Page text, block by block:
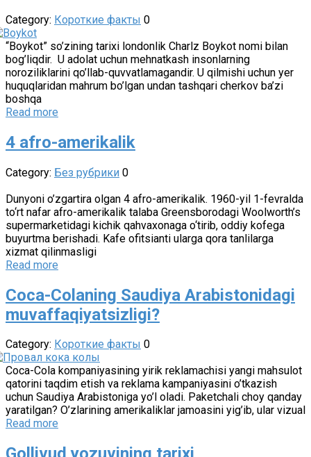
Category: Короткие факты 0
“Boykot” so’zining tarixi londonlik Charlz Boykot nomi bilan
bog’liqdir. U adolat uchun mehnatkash insonlarning
noroziliklarini qo’llab-quvvatlamagandir. U qilmishi uchun yer
huquqlaridan mahrum bo’lgan undan tashqari cherkov ba’zi
boshqa
Read more
4 afro-amerikalik
Category: Без рубрики 0
Dunyoni o’zgartira olgan 4 afro-amerikalik. 1960-yil 1-fevralda
to‘rt nafar afro-amerikalik talaba Greensborodagi Woolworth’s
supermarketidagi kichik qahvaxonaga o‘tirib, oddiy kofega
buyurtma berishadi. Kafe ofitsianti ularga qora tanlilarga
xizmat qilinmasligi
Read more
Coca-Colaning Saudiya Arabistonidagi
muvaffaqiyatsizligi?
Category: Короткие факты 0
Coca-Cola kompaniyasining yirik reklamachisi yangi mahsulot
qatorini taqdim etish va reklama kampaniyasini o’tkazish
uchun Saudiya Arabistoniga yo’l oladi. Paketchali choy qanday
yaratilgan? O’zlarining amerikaliklar jamoasini yig’ib, ular vizual
Read more